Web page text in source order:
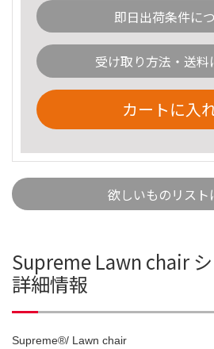
即日出荷条件に
受け取り方法・送料
カートに入
欲しいものリスト
Supreme Lawn chair
詳細情報
Supreme®/ Lawn chair